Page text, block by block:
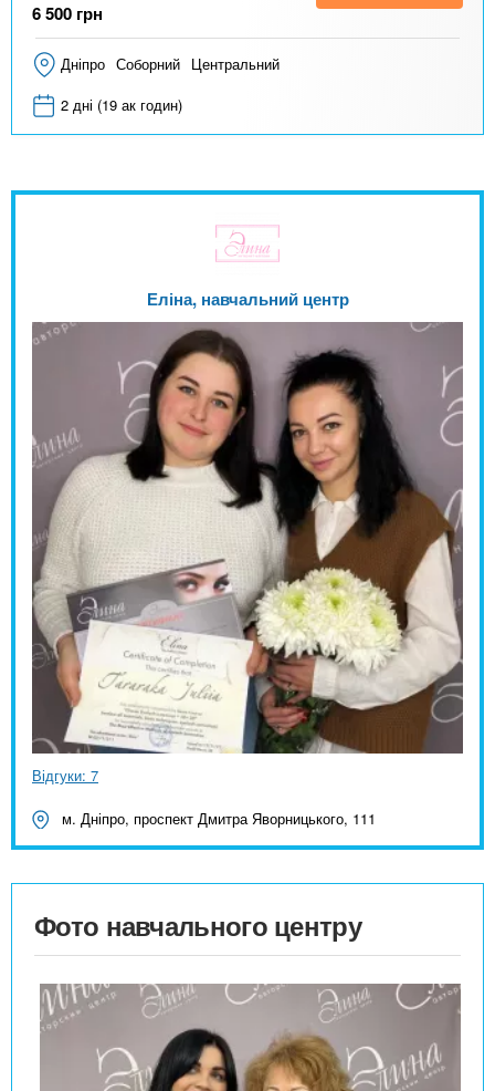
6 500 грн
Дніпро Соборний Центральний
2 дні (19 ак годин)
Еліна, навчальний центр
Відгуки: 7
м. Дніпро, проспект Дмитра Яворницького, 111
Фото навчального центру